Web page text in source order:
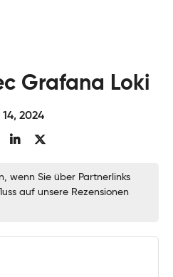
Grafana Loki
14, 2024
wenn Sie über Partnerlinks
auf unsere Rezensionen